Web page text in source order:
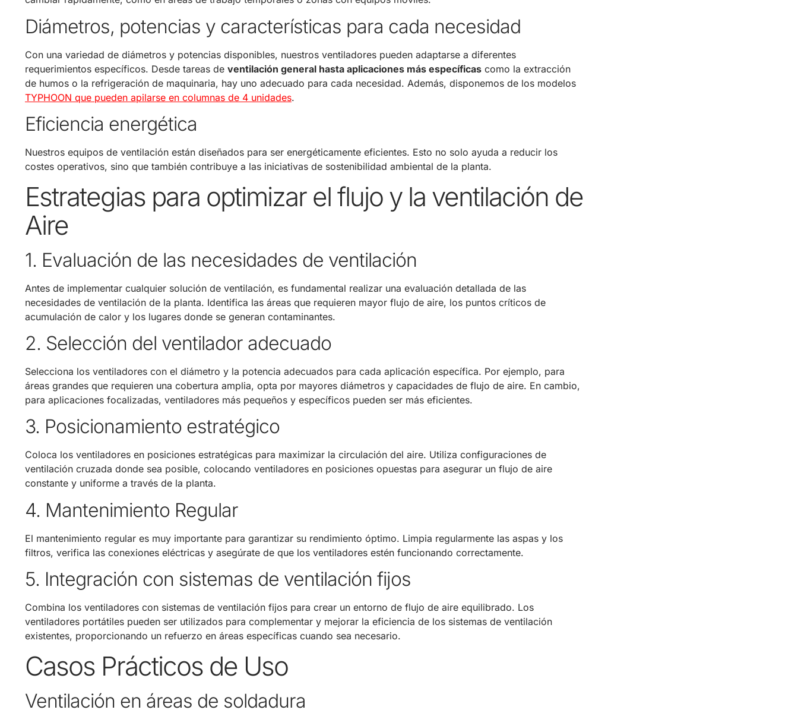
Diámetros, potencias y características para cada necesidad
Con una variedad de diámetros y potencias disponibles, nuestros ventiladores pueden adaptarse a diferentes
requerimientos específicos. Desde tareas de ventilación general hasta aplicaciones más específicas como la extracción
de humos o la refrigeración de maquinaria, hay uno adecuado para cada necesidad. Además, disponemos de los modelos
TYPHOON que pueden apilarse en columnas de 4 unidades.
Eficiencia energética
Nuestros equipos de ventilación están diseñados para ser energéticamente eficientes. Esto no solo ayuda a reducir los
costes operativos, sino que también contribuye a las iniciativas de sostenibilidad ambiental de la planta.
Estrategias para optimizar el flujo y la ventilación de
Aire
1. Evaluación de las necesidades de ventilación
Antes de implementar cualquier solución de ventilación, es fundamental realizar una evaluación detallada de las
necesidades de ventilación de la planta. Identifica las áreas que requieren mayor flujo de aire, los puntos críticos de
acumulación de calor y los lugares donde se generan contaminantes.
2. Selección del ventilador adecuado
Selecciona los ventiladores con el diámetro y la potencia adecuados para cada aplicación específica. Por ejemplo, para
áreas grandes que requieren una cobertura amplia, opta por mayores diámetros y capacidades de flujo de aire. En cambio,
para aplicaciones focalizadas, ventiladores más pequeños y específicos pueden ser más eficientes.
3. Posicionamiento estratégico
Coloca los ventiladores en posiciones estratégicas para maximizar la circulación del aire. Utiliza configuraciones de
ventilación cruzada donde sea posible, colocando ventiladores en posiciones opuestas para asegurar un flujo de aire
constante y uniforme a través de la planta.
4. Mantenimiento Regular
El mantenimiento regular es muy importante para garantizar su rendimiento óptimo. Limpia regularmente las aspas y los
filtros, verifica las conexiones eléctricas y asegúrate de que los ventiladores estén funcionando correctamente.
5. Integración con sistemas de ventilación fijos
Combina los ventiladores con sistemas de ventilación fijos para crear un entorno de flujo de aire equilibrado. Los
ventiladores portátiles pueden ser utilizados para complementar y mejorar la eficiencia de los sistemas de ventilación
existentes, proporcionando un refuerzo en áreas específicas cuando sea necesario.
Casos Prácticos de Uso
Ventilación en áreas de soldadura